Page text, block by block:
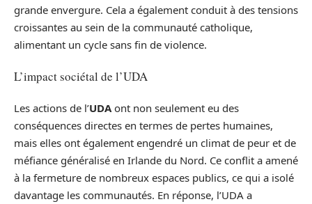
grande envergure. Cela a également conduit à des tensions
croissantes au sein de la communauté catholique,
alimentant un cycle sans fin de violence.
L’impact sociétal de l’UDA
Les actions de l’UDA ont non seulement eu des
conséquences directes en termes de pertes humaines,
mais elles ont également engendré un climat de peur et de
méfiance généralisé en Irlande du Nord. Ce conflit a amené
à la fermeture de nombreux espaces publics, ce qui a isolé
davantage les communautés. En réponse, l’UDA a